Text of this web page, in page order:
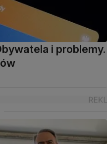
i problemy.